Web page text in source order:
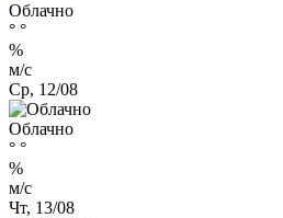
Облачно
° °
%
м/с
Ср, 12/08
Облачно
° °
%
м/с
Чт, 13/08